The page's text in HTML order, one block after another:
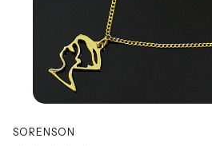
SORENSON